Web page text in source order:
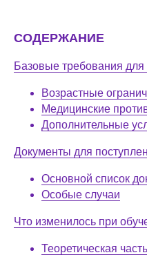
СОДЕРЖАНИЕ
Базовые требования
Возрастные
Медицинские
Дополнительные
Документы для
Основной список
Особые случаи
Что изменилось при
Теоретическая часть